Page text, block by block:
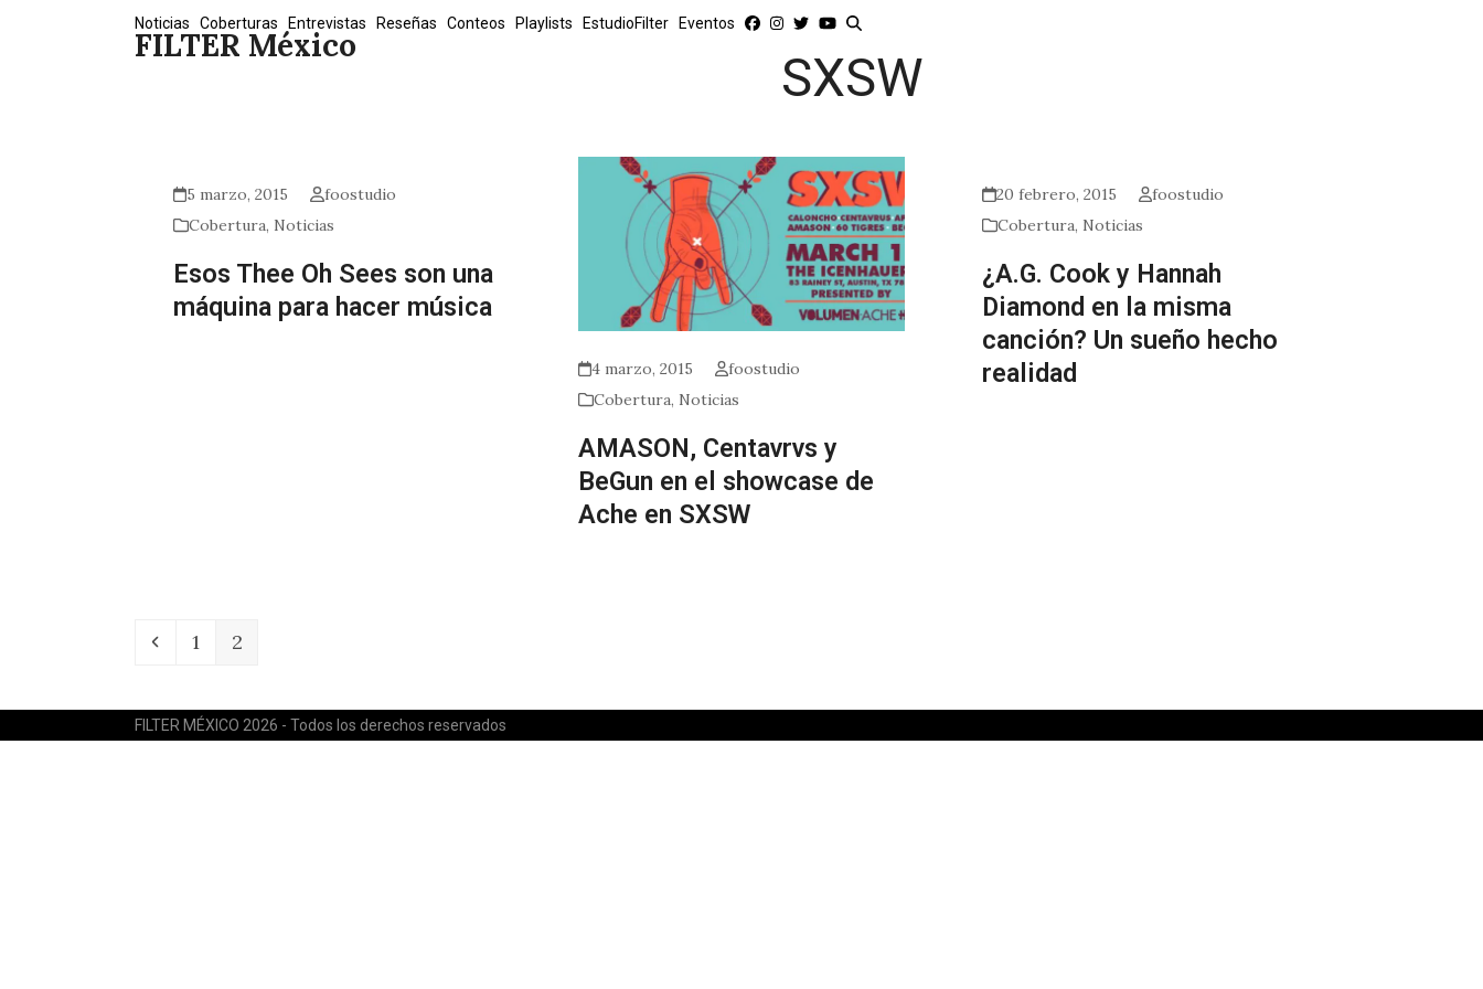
FILTER México
Noticias Coberturas Entrevistas Reseñas Conteos Playlists EstudioFilter Eventos
SXSW
5 marzo, 2015
foostudio
Cobertura, Noticias
Esos Thee Oh Sees son una
máquina para hacer música
4 marzo, 2015
foostudio
Cobertura, Noticias
AMASON, Centavrvs y
BeGun en el showcase de
Ache en SXSW
20 febrero, 2015
foostudio
Cobertura, Noticias
¿A.G. Cook y Hannah
Diamond en la misma
canción? Un sueño hecho
realidad
Anterior
Page
1 Page
2
FILTER MÉXICO 2026 - Todos los derechos reservados